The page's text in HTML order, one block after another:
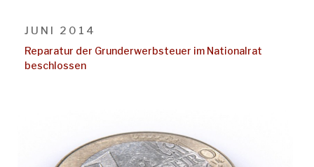
JUNI 2014
Reparatur der Grunderwerbsteuer im Nationalrat
beschlossen